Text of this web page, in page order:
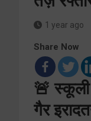
1 year ago
Share Now
🚨 स्कूली
गैर